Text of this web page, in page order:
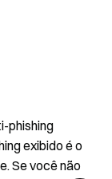
phishing
exibido é o
Se você não